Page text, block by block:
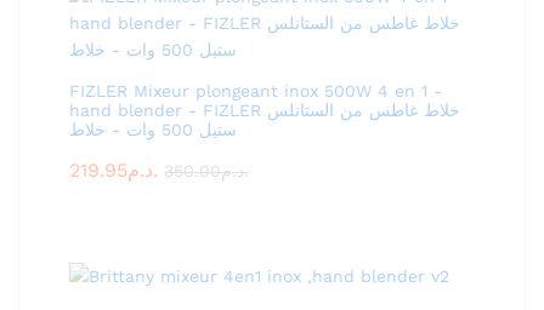
FIZLER Mixeur plongeant inox 500W 4 en 1 -
hand blender - FIZLER خلاط غاطس من الستانلس
ستيل 500 وات - خلاط
219.95 د.م. 350.00 د.م.